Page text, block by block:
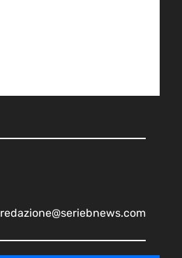
redazione@seriebnews.com